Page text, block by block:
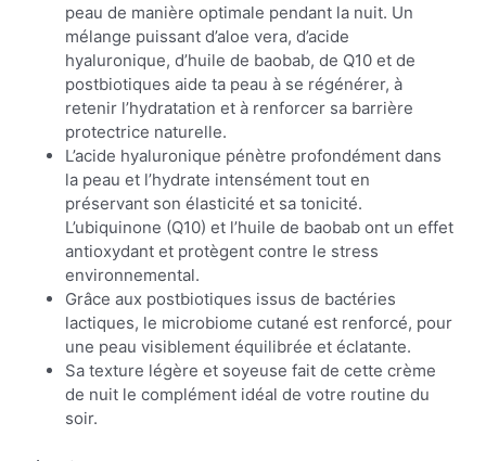
peau de manière optimale pendant la nuit. Un
mélange puissant d’aloe vera, d’acide
hyaluronique, d’huile de baobab, de Q10 et de
postbiotiques aide ta peau à se régénérer, à
retenir l’hydratation et à renforcer sa barrière
protectrice naturelle.
L’acide hyaluronique pénètre profondément dans
la peau et l’hydrate intensément tout en
préservant son élasticité et sa tonicité.
L’ubiquinone (Q10) et l’huile de baobab ont un effet
antioxydant et protègent contre le stress
environnemental.
Grâce aux postbiotiques issus de bactéries
lactiques, le microbiome cutané est renforcé, pour
une peau visiblement équilibrée et éclatante.
Sa texture légère et soyeuse fait de cette crème
de nuit le complément idéal de votre routine du
soir.